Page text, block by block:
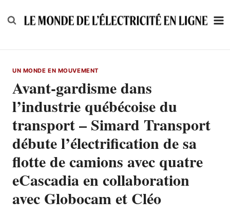
to
UN MONDE EN MOUVEMENT
Avant-gardisme dans
l’industrie québécoise du
transport – Simard Transport
débute l’électrification de sa
flotte de camions avec quatre
eCascadia en collaboration
avec Globocam et Cléo